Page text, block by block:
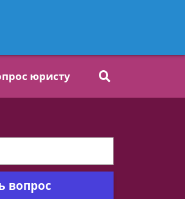
юристу
вопрос